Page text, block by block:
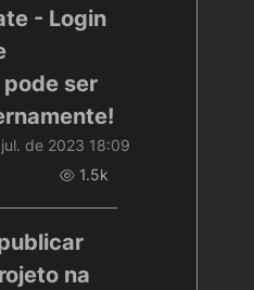
- Login
pode ser
de 2023 18:09
1.5k
na